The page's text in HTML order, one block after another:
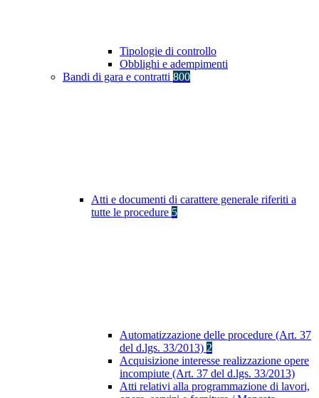
Tipologie di controllo
Obblighi e adempimenti
Bandi di gara e contratti 800
Atti e documenti di carattere generale riferiti a
tutte le procedure 5
Automatizzazione delle procedure (Art. 37
del d.lgs. 33/2013) 2
Acquisizione interesse realizzazione opere
incompiute (Art. 37 del d.lgs. 33/2013)
Atti relativi alla programmazione di lavori,